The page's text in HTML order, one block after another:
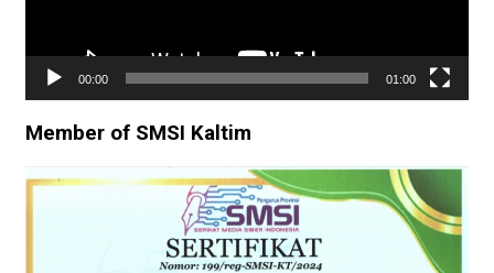
00:00 01:00
Member of SMSI Kaltim